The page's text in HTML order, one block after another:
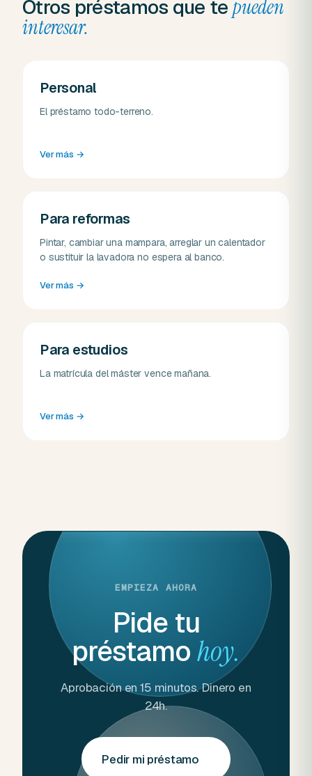
Otros préstamos que tepueden
interesar.
Personal
El préstamo todo-terreno.
Ver más →
Para reformas
Pintar, cambiar una mampara, arreglar un calentador
o sustituir la lavadora no espera al banco.
Ver más →
Para estudios
La matrícula del máster vence mañana.
Ver más →
EMPIEZA AHORA
Pide tu
préstamohoy.
Aprobación en 15 minutos. Dinero en
24h.
Pedir mi préstamo